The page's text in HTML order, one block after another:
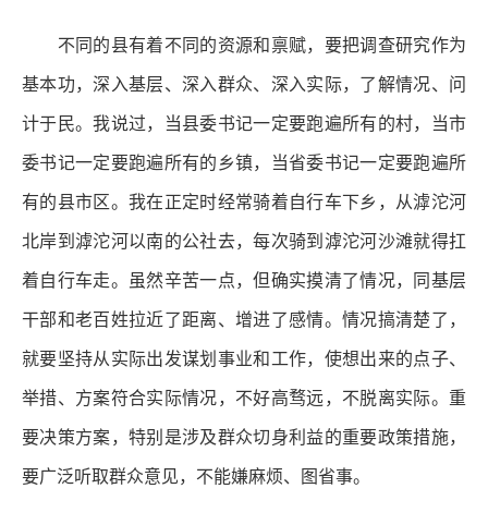
不同的县有着不同的资源和禀赋，要把调查研究作为
基本功，深入基层、深入群众、深入实际，了解情况、问
计于民。我说过，当县委书记一定要跑遍所有的村，当市
委书记一定要跑遍所有的乡镇，当省委书记一定要跑遍所
有的县市区。我在正定时经常骑着自行车下乡，从滹沱河
北岸到滹沱河以南的公社去，每次骑到滹沱河沙滩就得扛
着自行车走。虽然辛苦一点，但确实摸清了情况，同基层
干部和老百姓拉近了距离、增进了感情。情况搞清楚了，
就要坚持从实际出发谋划事业和工作，使想出来的点子、
举措、方案符合实际情况，不好高骛远，不脱离实际。重
要决策方案，特别是涉及群众切身利益的重要政策措施，
要广泛听取群众意见，不能嫌麻烦、图省事。